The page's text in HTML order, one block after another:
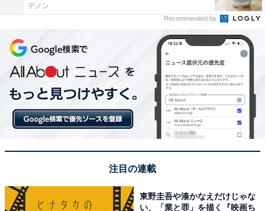
デノン
Recommended by
注目の連載
東野圭吾や湊かなえだけじゃな
い、「業と罪」を描く『映画ち